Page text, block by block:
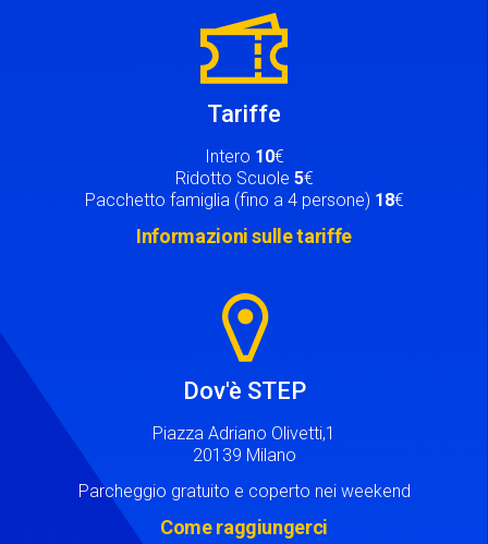
Tariffe
Intero 10€
Ridotto Scuole 5€
Pacchetto famiglia (fino a 4 persone) 18€
Informazioni sulle tariffe
Dov'è STEP
Piazza Adriano Olivetti,1
20139 Milano
Parcheggio gratuito e coperto nei weekend
Come raggiungerci